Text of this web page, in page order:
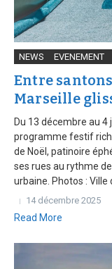
NEWS EVENEMENT
Entre
Marseille
Du 13 décembre au
programme festif
de Noël, patinoire
ses rues au rythme
urbaine. Photos : Ville
14 décembre 2025
Read More